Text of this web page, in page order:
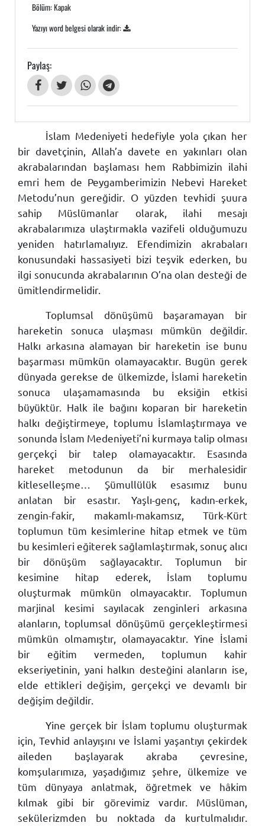
Bölüm:Kapak
Yazıyı word belgesi olarak indir:
Paylaş:
İslam Medeniyeti hedefiyle yola çıkan her
bir davetçinin, Allah’a davete en yakınları olan
akrabalarından başlaması hem Rabbimizin ilahi
emri hem de Peygamberimizin Nebevi Hareket
Metodu’nun gereğidir. O yüzden tevhidi şuura
sahip Müslümanlar olarak, ilahi mesajı
akrabalarımıza ulaştırmakla vazifeli olduğumuzu
yeniden hatırlamalıyız. Efendimizin akrabaları
konusundaki hassasiyeti bizi teşvik ederken, bu
ilgi sonucunda akrabalarının O’na olan desteği de
ümitlendirmelidir.
Toplumsal dönüşümü başaramayan bir
hareketin sonuca ulaşması mümkün değildir.
Halkı arkasına alamayan bir hareketin ise bunu
başarması mümkün olamayacaktır. Bugün gerek
dünyada gerekse de ülkemizde, İslami hareketin
sonuca ulaşamamasında bu eksiğin etkisi
büyüktür. Halk ile bağını koparan bir hareketin
halkı değiştirmeye, toplumu İslamlaştırmaya ve
sonunda İslam Medeniyeti’ni kurmaya talip olması
gerçekçi bir talep olamayacaktır. Esasında
hareket metodunun da bir merhalesidir
kitleselleşme… Şümullülük esasımız bunu
anlatan bir esastır. Yaşlı-genç, kadın-erkek,
zengin-fakir, makamlı-makamsız, Türk-Kürt
toplumun tüm kesimlerine hitap etmek ve tüm
bu kesimleri eğiterek sağlamlaştırmak, sonuç alıcı
bir dönüşüm sağlayacaktır. Toplumun bir
kesimine hitap ederek, İslam toplumu
oluşturmak mümkün olmayacaktır. Toplumun
marjinal kesimi sayılacak zenginleri arkasına
alanların, toplumsal dönüşümü gerçekleştirmesi
mümkün olmamıştır, olamayacaktır. Yine İslami
bir eğitim vermeden, toplumun kahir
ekseriyetinin, yani halkın desteğini alanların ise,
elde ettikleri değişim, gerçekçi ve devamlı bir
değişim değildir.
Yine gerçek bir İslam toplumu oluşturmak
için, Tevhid anlayışını ve İslami yaşantıyı çekirdek
aileden başlayarak akraba çevresine,
komşularımıza, yaşadığımız şehre, ülkemize ve
tüm dünyaya anlatmak, öğretmek ve hâkim
kılmak gibi bir görevimiz vardır. Müslüman,
sekülerizmden bu noktada da kurtulmalıdır.